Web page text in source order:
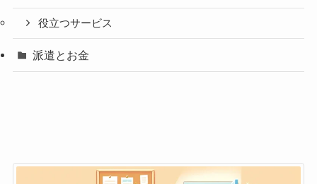
役立つサービス
派遣とお金